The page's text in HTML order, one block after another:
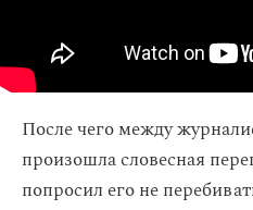
После чего между
произошла словесная
попросил его не